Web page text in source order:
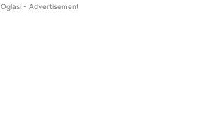
Oglasi - Advertisement